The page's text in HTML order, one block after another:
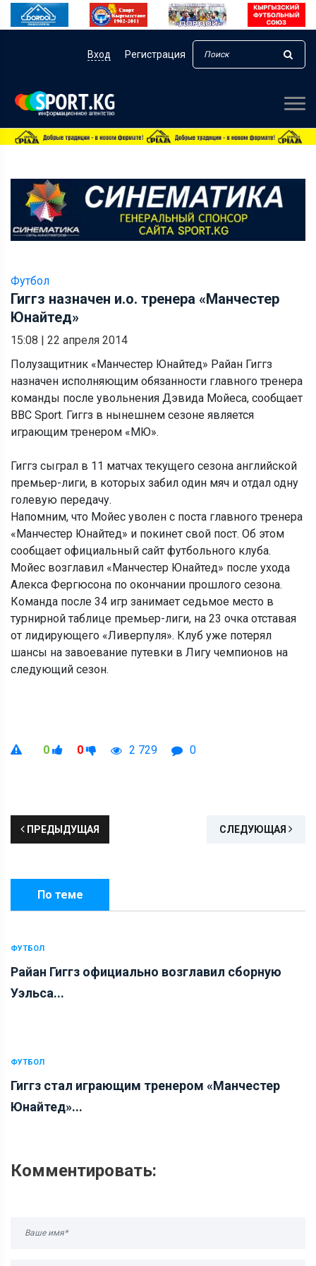
Вход Регистрация
Футбол
Гиггз назначен и.о. тренера «Манчестер
Юнайтед»
15:08 | 22 апреля 2014
Полузащитник «Манчестер Юнайтед» Райан Гиггз
назначен исполняющим обязанности главного тренера
команды после увольнения Дэвида Мойеса, сообщает
BBC Sport. Гиггз в нынешнем сезоне является
играющим тренером «МЮ».
Гиггз сыграл в 11 матчах текущего сезона английской
премьер-лиги, в которых забил один мяч и отдал одну
голевую передачу.
Напомним, что Мойес уволен с поста главного тренера
«Манчестер Юнайтед» и покинет свой пост. Об этом
сообщает официальный сайт футбольного клуба.
Мойес возглавил «Манчестер Юнайтед» после ухода
Алекса Фергюсона по окончании прошлого сезона.
Команда после 34 игр занимает седьмое место в
турнирной таблице премьер-лиги, на 23 очка отставая
от лидирующего «Ливерпуля». Клуб уже потерял
шансы на завоевание путевки в Лигу чемпионов на
следующий сезон.
0 0 2 729 0
ПРЕДЫДУЩАЯ СЛЕДУЮЩАЯ
По теме
ФУТБОЛ
Райан Гиггз официально возглавил сборную
Уэльса...
ФУТБОЛ
Гиггз стал играющим тренером «Манчестер
Юнайтед»...
Комментировать: